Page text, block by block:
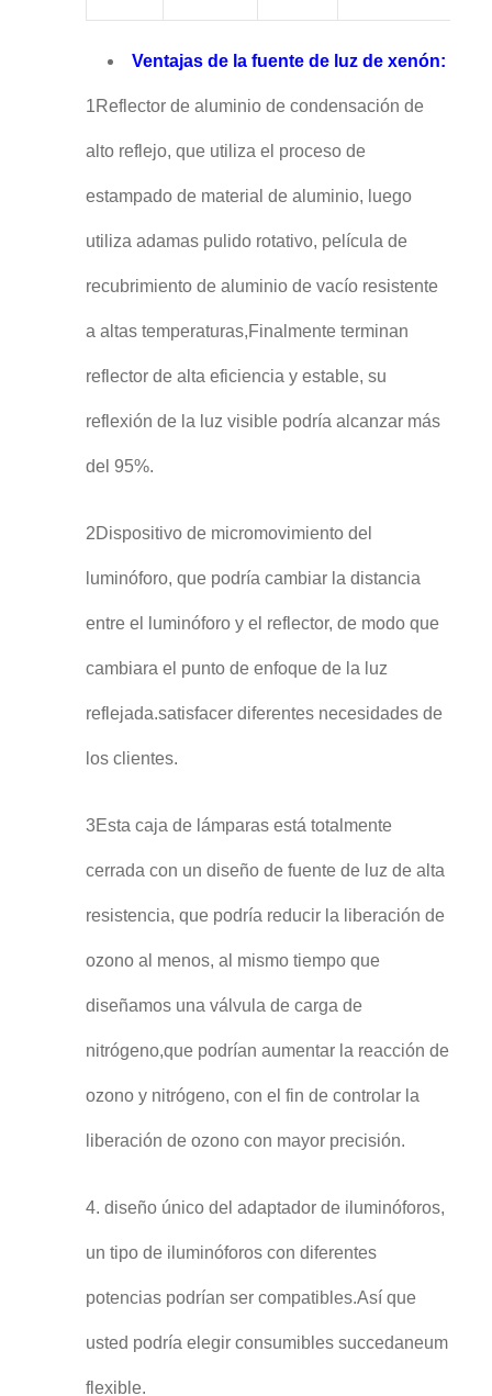
Ventajas de la fuente de luz de xenón:
1Reflector de aluminio de condensación de
alto reflejo, que utiliza el proceso de
estampado de material de aluminio, luego
utiliza adamas pulido rotativo, película de
recubrimiento de aluminio de vacío resistente
a altas temperaturas,Finalmente terminan
reflector de alta eficiencia y estable, su
reflexión de la luz visible podría alcanzar más
del 95%.
2Dispositivo de micromovimiento del
luminóforo, que podría cambiar la distancia
entre el luminóforo y el reflector, de modo que
cambiara el punto de enfoque de la luz
reflejada.satisfacer diferentes necesidades de
los clientes.
3Esta caja de lámparas está totalmente
cerrada con un diseño de fuente de luz de alta
resistencia, que podría reducir la liberación de
ozono al menos, al mismo tiempo que
diseñamos una válvula de carga de
nitrógeno,que podrían aumentar la reacción de
ozono y nitrógeno, con el fin de controlar la
liberación de ozono con mayor precisión.
4. diseño único del adaptador de iluminóforos,
un tipo de iluminóforos con diferentes
potencias podrían ser compatibles.Así que
usted podría elegir consumibles succedaneum
flexible.